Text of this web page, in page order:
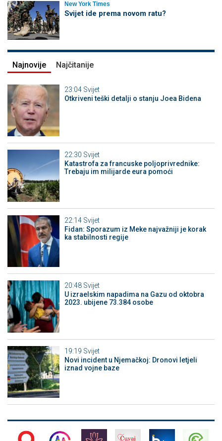
New York Times
Svijet ide prema novom ratu?
Najnovije Najčitanije
23:04 Svijet
Otkriveni teški detalji o stanju Joea Bidena
22:30 Svijet
Katastrofa za francuske poljoprivrednike:
Trebaju im milijarde eura pomoći
22:14 Svijet
Fidan: Sporazum iz Meke najvažniji je korak
ka stabilnosti regije
20:48 Svijet
U izraelskim napadima na Gazu od oktobra
2023. ubijene 73.384 osobe
19:19 Svijet
Novi incident u Njemačkoj: Dronovi letjeli
iznad vojne baze